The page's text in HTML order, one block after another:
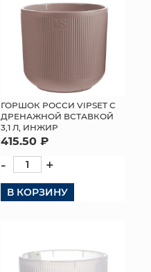
ГОРШОК РОССИ VIPSET С
ДРЕНАЖНОЙ ВСТАВКОЙ
3,1 Л, ИНЖИР
415.50 ₽
- +
В КОРЗИНУ